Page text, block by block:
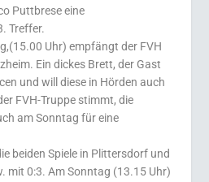
Puttbrese eine
Treffer.
Uhr) empfängt der FVH
Ein dickes Brett, der Gast
und will diese in Hörden auch
FVH-Truppe stimmt, die
am Sonntag für eine
beiden Spiele in Plittersdorf und
mit 0:3. Am Sonntag (13.15 Uhr)